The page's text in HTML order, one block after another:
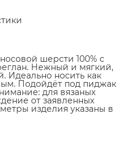
шерсти 100% с
Нежный и мягкий,
Идеально носить как
Подойдёт под пиджак
для вязаных
от заявленных
изделия указаны в